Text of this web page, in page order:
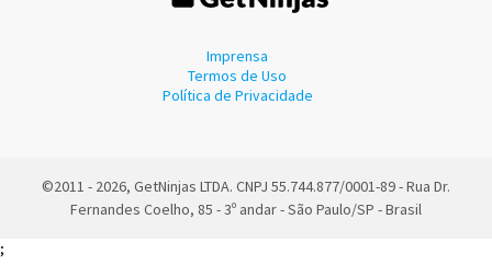
Imprensa
Termos de Uso
Política de Privacidade
©2011 - 2026, GetNinjas LTDA. CNPJ 55.744.877/0001-89 - Rua Dr.
Fernandes Coelho, 85 - 3º andar - São Paulo/SP - Brasil
;